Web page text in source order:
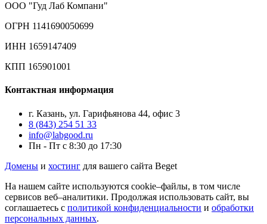
ООО "Гуд Лаб Компани"
ОГРН 1141690050699
ИНН 1659147409
КПП 165901001
Контактная информация
г. Казань, ул. Гарифьянова 44, офис 3
8 (843) 254 51 33
info@labgood.ru
Пн - Пт с 8:30 до 17:30
Домены и хостинг для вашего сайта Beget
На нашем сайте используются cookie–файлы, в том числе
сервисов веб–аналитики. Продолжая использовать сайт, вы
соглашаетесь с политикой конфиденциальности и обработки
персональных данных.